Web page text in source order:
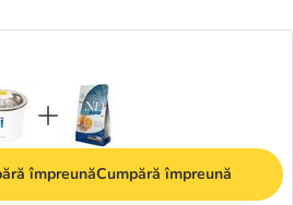
împreunăCumpără împreună